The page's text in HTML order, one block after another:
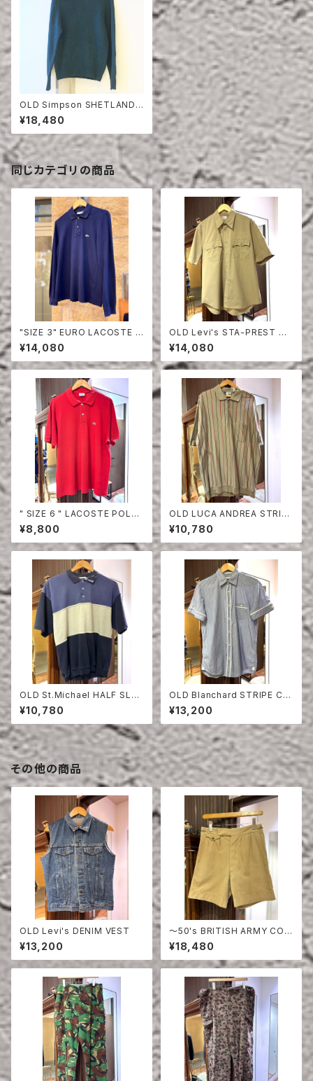
OLD Simpson SHETLAND
WOOL SWEATER
¥18,480
同じカテゴリの商品
"SIZE 3" EURO LACOSTE P
OLO SHIRT LONG SLEEVE
¥14,080
OLD Levi's STA-PREST HA
LF SLEEVE SHIRT
¥14,080
" SIZE 6 " LACOSTE POLO
SHIRT RED
¥8,800
OLD LUCA ANDREA STRIPE
COTTON HALF SLEEVE SHI
RT
¥10,780
OLD St.Michael HALF SLEE
¥10,780
OLD Blanchard STRIPE CO
TTON HALF SLEEVE SHIRT
¥13,200
その他の商品
OLD Levi's DENIM VEST
¥13,200
〜50's BRITISH ARMY COT
TON SHORTS
¥18,480